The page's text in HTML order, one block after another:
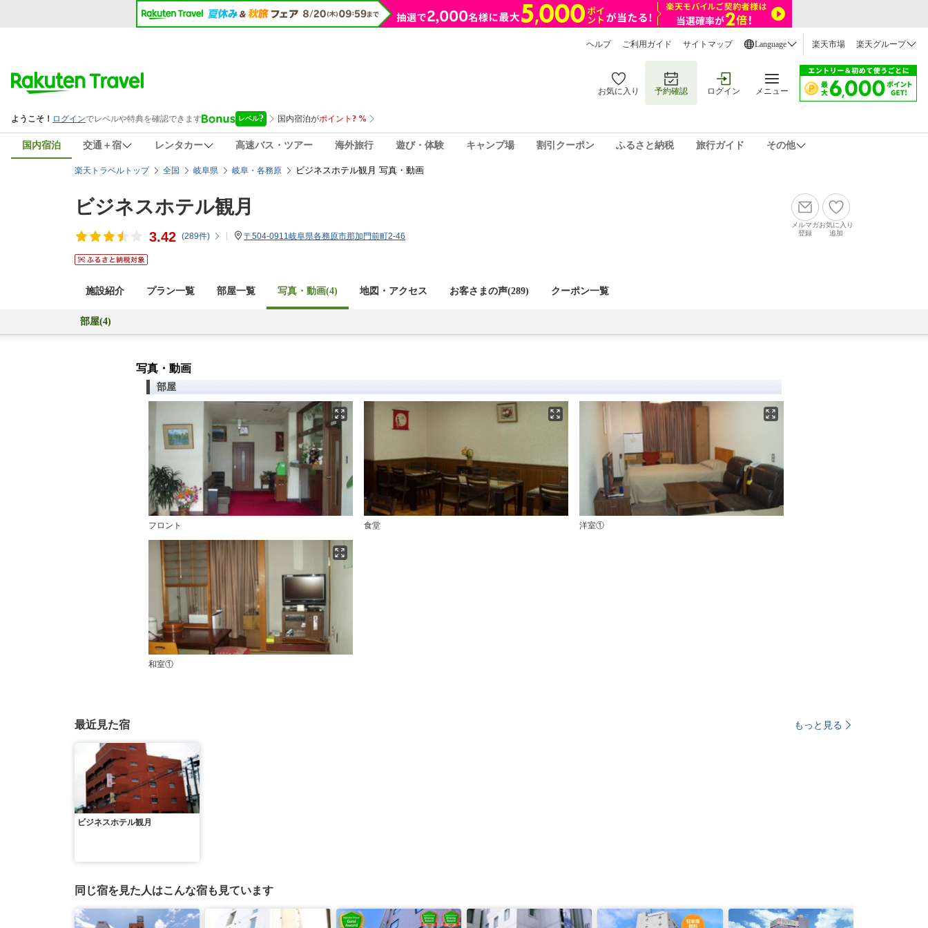
ヘルプ ご利用ガイド サイトマップ Language 楽天市場 楽天グループ
お気に入り 予約確認 ログイン メニュー
国内宿泊 交通＋宿 レンタカー 高速バス・ツアー 海外旅行 遊び・体験 キャンプ場 割引クーポン ふるさと納税 旅行ガイド その他
楽天トラベルトップ 全国 岐阜県 岐阜・各務原 ビジネスホテル観月 写真・動画
ビジネスホテル観月
3.42 (289件) 〒504-0911岐阜県各務原市那加門前町2-46
メルマガ
登録
お気に入り
追加
施設紹介 プラン一覧 部屋一覧 写真・動画(4) 地図・アクセス お客さまの声(289) クーポン一覧
部屋(4)
写真・動画
部屋
フロント 食堂 洋室①
和室①
最近見た宿 もっと見る
ビジネスホテル観月
同じ宿を見た人はこんな宿も見ています